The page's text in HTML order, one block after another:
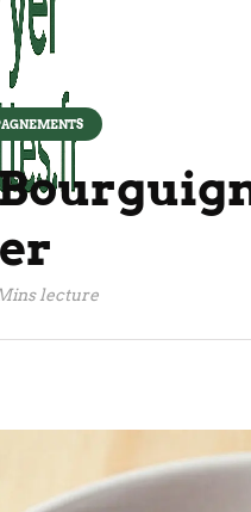
lecture